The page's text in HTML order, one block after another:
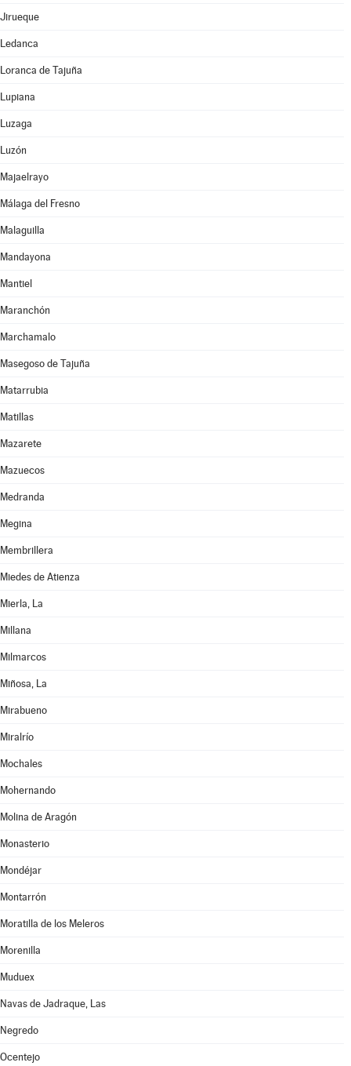
Jirueque
Ledanca
Loranca de Tajuña
Lupiana
Luzaga
Luzón
Majaelrayo
Málaga del Fresno
Malaguilla
Mandayona
Mantiel
Maranchón
Marchamalo
Masegoso de Tajuña
Matarrubia
Matillas
Mazarete
Mazuecos
Medranda
Megina
Membrillera
Miedes de Atienza
Mierla, La
Millana
Milmarcos
Miñosa, La
Mirabueno
Miralrío
Mochales
Mohernando
Molina de Aragón
Monasterio
Mondéjar
Montarrón
Moratilla de los Meleros
Morenilla
Muduex
Navas de Jadraque, Las
Negredo
Ocentejo